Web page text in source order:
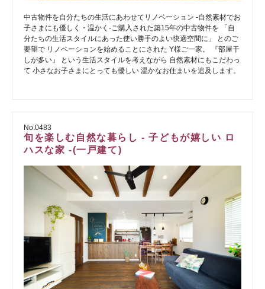
中古物件を自分たちの生活にあわせてリノベーション -自然素材でお
子さまにも優しく・温かく-ご購入された築15年の中古物件を 「自
分たちの生活スタイルにあった使い勝手のよい快適空間に」 とのご
要望で リノベーションを始めることにされた Y様ご一家。 『部屋干
しが多い』 という生活スタイルを考えながら 自然素材にもこだわっ
て 小さなお子さまにとっても優しい 温かなお住まいを追及します。
No.0483
旬を楽しむ自然な暮らし - 子どもが嬉しい ロ
ハスな家 -(一戸建て)